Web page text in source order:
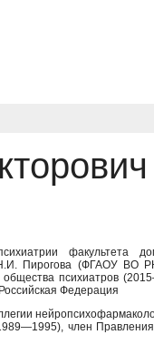
факультета
Пирогова (ФГАОУ ВО
психиатров
Федерация
член